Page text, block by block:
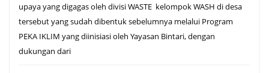
upaya yang digagas oleh divisi WASTE kelompok WASH di desa
tersebut yang sudah dibentuk sebelumnya melalui Program
PEKA IKLIM yang diinisiasi oleh Yayasan Bintari, dengan
dukungan dari